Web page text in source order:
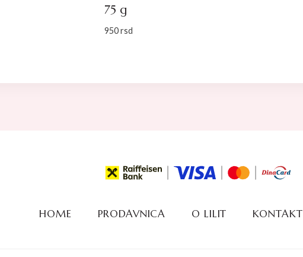
75 g
950rsd
HOME PRODAVNICA O LILIT KONTAKT